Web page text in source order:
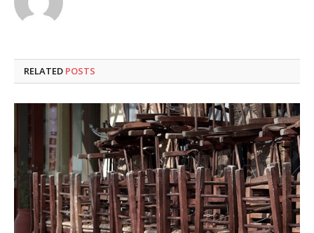
RELATED POSTS